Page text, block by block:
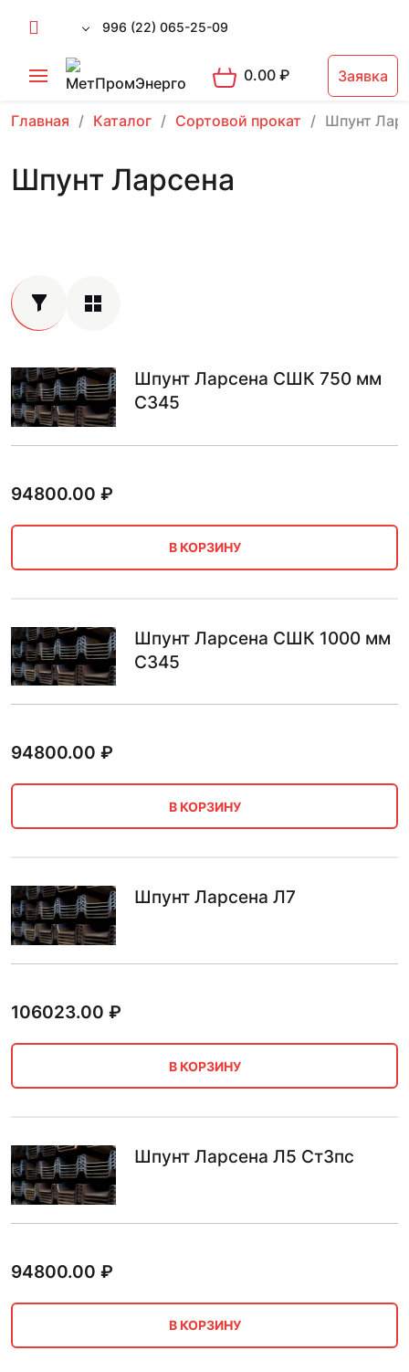
996 (22) 065-25-09
0.00₽ Заявка
Главная Каталог Сортовой прокат Шпунт
Шпунт Ларсена
Шпунт Ларсена СШК 750 мм
С345
94800.00 ₽
В КОРЗИНУ
Шпунт Ларсена СШК 1000 мм
С345
94800.00 ₽
В КОРЗИНУ
Шпунт Ларсена Л7
106023.00 ₽
В КОРЗИНУ
Шпунт Ларсена Л5 Ст3пс
94800.00 ₽
В КОРЗИНУ